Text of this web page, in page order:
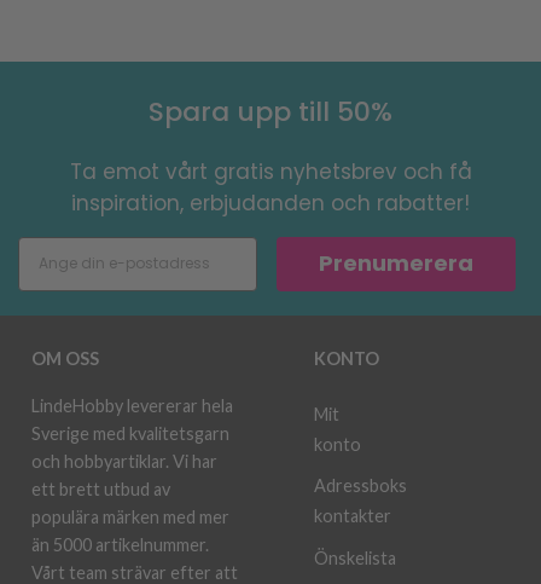
Spara upp till 50%
Ta emot vårt gratis nyhetsbrev och få
inspiration, erbjudanden och rabatter!
Prenumerera
OM OSS
LindeHobby levererar hela
Sverige med kvalitetsgarn
och hobbyartiklar. Vi har
ett brett utbud av
populära märken med mer
än 5000 artikelnummer.
Vårt team strävar efter att
KONTO
Mit
konto
Adressboks
kontakter
Önskelista